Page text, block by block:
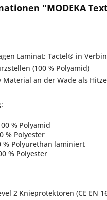
"MODEKA
Laminat: Tactel® in
(100 % Polyamid)
Material an der Wade als
% Polyamid
% Polyester
% Polyurethan laminiert
% Polyester
2 Knieprotektoren (CE EN